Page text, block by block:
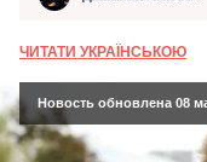
ЧИТАТИ УКРАЇНСЬКОЮ
Новость обновлена 08